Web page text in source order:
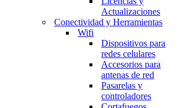
Actualizaciones
Conectividad y Herramientas
Wifi
Dispositivos para
redes celulares
Accesorios para
antenas de red
Pasarelas y
controladores